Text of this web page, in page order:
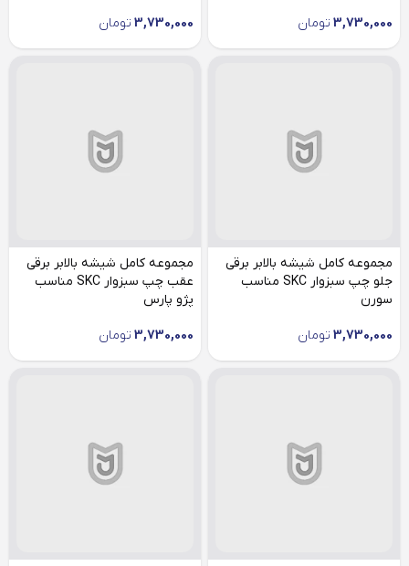
3,730,000 تومان 3,730,000 تومان
مجموعه کامل شیشه بالابر برقی
جلو چپ سبزوار SKC مناسب
سورن
3,730,000 تومان
مجموعه کامل شیشه بالابر برقی
عقب چپ سبزوار SKC مناسب
پژو پارس
3,730,000 تومان